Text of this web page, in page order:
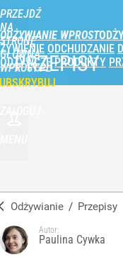
PRZEJDŹ
NA
STRONĘ
GŁÓWNĄ
WPROST.PL
ODŻYWIANIE WPROST
ŻYWIENIE ODCHUDZANIE
ODŻYWCZE PRODUKTY
PRZEPISY
Odżywianie / Przepisy
Autor:
Paulina Cywka